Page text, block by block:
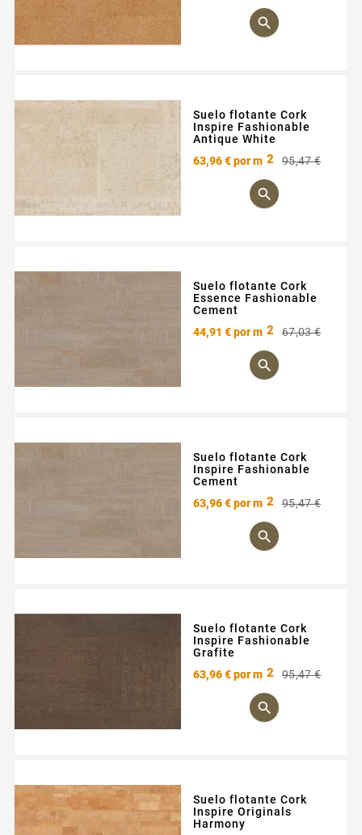

Suelo flotante Cork
Inspire Fashionable
Antique White
63,96 €por m 2 95,47 €

Suelo flotante Cork
Essence Fashionable
Cement
44,91 €por m 2 67,03 €

Suelo flotante Cork
Inspire Fashionable
Cement
63,96 €por m 2 95,47 €

Suelo flotante Cork
Inspire Fashionable
Grafite
63,96 €por m 2 95,47 €

Suelo flotante Cork
Inspire Originals
Harmony